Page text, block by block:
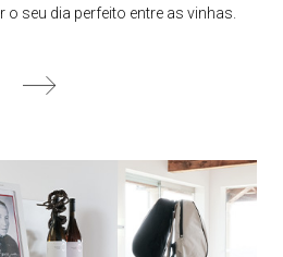
seu dia perfeito entre as vinhas.